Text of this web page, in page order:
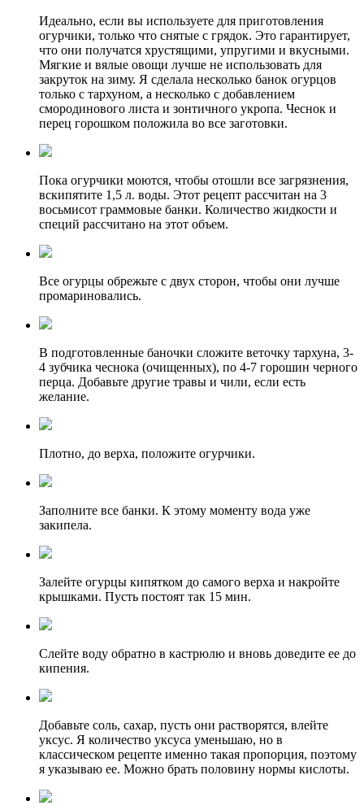
Идеально, если вы используете для приготовления
огурчики, только что снятые с грядок. Это гарантирует,
что они получатся хрустящими, упругими и вкусными.
Мягкие и вялые овощи лучше не использовать для
закруток на зиму. Я сделала несколько банок огурцов
только с тархуном, а несколько с добавлением
смородинового листа и зонтичного укропа. Чеснок и
перец горошком положила во все заготовки.
Пока огурчики моются, чтобы отошли все загрязнения,
вскипятите 1,5 л. воды. Этот рецепт рассчитан на 3
восьмисот граммовые банки. Количество жидкости и
специй рассчитано на этот объем.
Все огурцы обрежьте с двух сторон, чтобы они лучше
промариновались.
В подготовленные баночки сложите веточку тархуна, 3-
4 зубчика чеснока (очищенных), по 4-7 горошин черного
перца. Добавьте другие травы и чили, если есть
желание.
Плотно, до верха, положите огурчики.
Заполните все банки. К этому моменту вода уже
закипела.
Залейте огурцы кипятком до самого верха и накройте
крышками. Пусть постоят так 15 мин.
Слейте воду обратно в кастрюлю и вновь доведите ее до
кипения.
Добавьте соль, сахар, пусть они растворятся, влейте
уксус. Я количество уксуса уменьшаю, но в
классическом рецепте именно такая пропорция, поэтому
я указываю ее. Можно брать половину нормы кислоты.